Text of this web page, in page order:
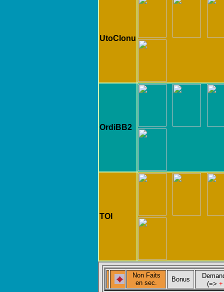
UtoClonu
OrdiBB2
TOI
Non Faits
en sec. Bonus
(=>